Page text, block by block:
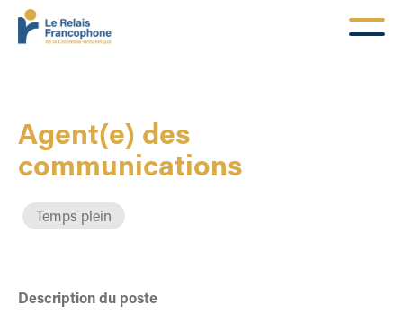
Agent(e) des
communications
Temps plein
Description du poste